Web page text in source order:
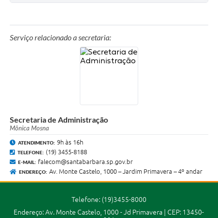
Serviço relacionado a secretaria:
Secretaria de Administração
Mônica Mosna
ATENDIMENTO: 9h às 16h
TELEFONE: (19) 3455-8188
E-MAIL: falecom@santabarbara.sp.gov.br
ENDEREÇO: Av. Monte Castelo, 1000 – Jardim Primavera – 4º andar
Telefone: (19)3455-8000
Endereço: Av. Monte Castelo, 1000 - Jd Primavera | CEP: 13450-